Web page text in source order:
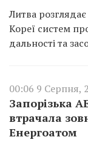
Литва
Кореї систем
дальності та
00:06 9 Серпня,
Запорізька
втрачала
Енергоатом